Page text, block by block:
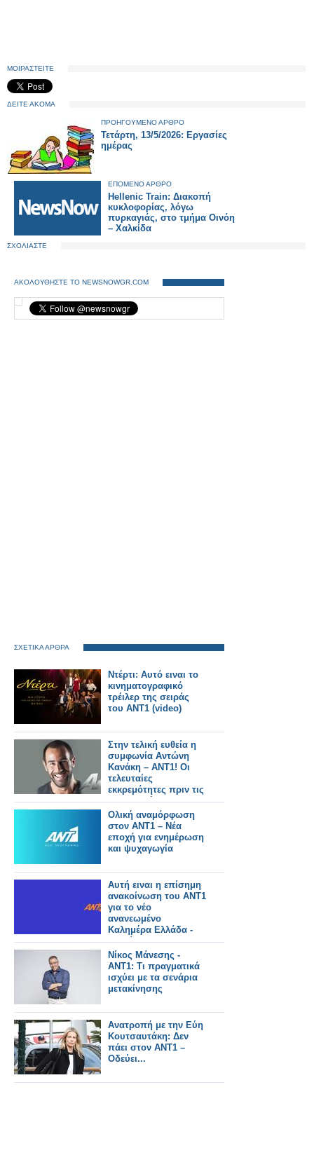
ΜΟΙΡΑΣΤΕΙΤΕ
ΔΕΙΤΕ ΑΚΟΜΑ
ΠΡΟΗΓΟΥΜΕΝΟ ΑΡΘΡΟ
Τετάρτη, 13/5/2026: Εργασίες
ημέρας
ΕΠΟΜΕΝΟ ΑΡΘΡΟ
Hellenic Train: Διακοπή
κυκλοφορίας, λόγω
πυρκαγιάς, στο τμήμα Οινόη
– Χαλκίδα
ΣΧΟΛΙΑΣΤΕ
ΑΚΟΛΟΥΘΗΣΤΕ ΤΟ NEWSNOWGR.COM
ΣΧΕΤΙΚΑ ΑΡΘΡΑ
Ντέρτι: Αυτό ειναι το
κινηματογραφικό
τρέιλερ της σειράς
του ΑΝΤ1 (video)
Στην τελική ευθεία η
συμφωνία Αντώνη
Κανάκη – ΑΝΤ1! Οι
τελευταίες
εκκρεμότητες πριν τις
υπογραφές...
Ολική αναμόρφωση
στον ΑΝΤ1 – Νέα
εποχή για ενημέρωση
και ψυχαγωγία
Αυτή ειναι η επίσημη
ανακοίνωση του ΑΝΤ1
για το νέο
ανανεωμένο
Καλημέρα Ελλάδα -
Αυτοί θα το
παρουσιάζουν
Νίκος Μάνεσης -
ΑΝΤ1: Τι πραγματικά
ισχύει με τα σενάρια
μετακίνησης
Ανατροπή με την Εύη
Κουτσαυτάκη: Δεν
πάει στον ΑΝΤ1 –
Οδεύει...